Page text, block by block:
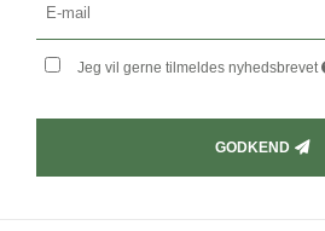
Jeg vil gerne tilmeldes nyhedsbrevet
GODKEND